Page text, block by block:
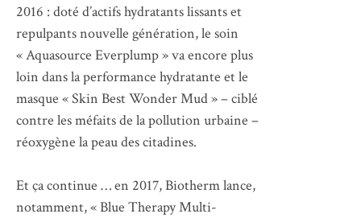
2016 : doté d’actifs hydratants lissants et
repulpants nouvelle génération, le soin
« Aquasource Everplump » va encore plus
loin dans la performance hydratante et le
masque « Skin Best Wonder Mud » – ciblé
contre les méfaits de la pollution urbaine –
réoxygène la peau des citadines.
Et ça continue … en 2017, Biotherm lance,
notamment, « Blue Therapy Multi-